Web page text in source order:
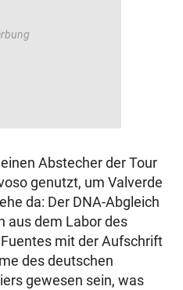
Abstecher der Tour
genutzt, um Valverde
da: Der DNA-Abgleich
aus dem Labor des
mit der Aufschrift
des deutschen
gewesen sein, was